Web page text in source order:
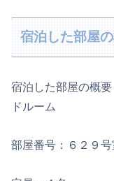
宿泊した部屋
宿泊した部屋の概
ドルーム
部屋番号：６２９号